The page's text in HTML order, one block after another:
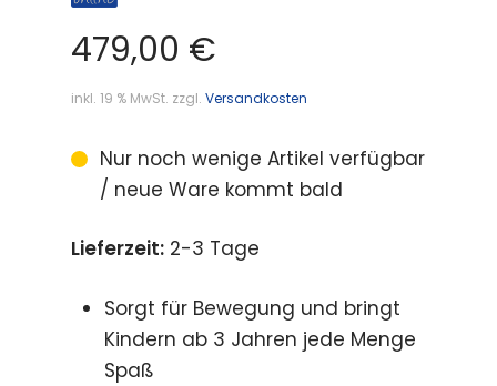
479,00 €
inkl. 19 % MwSt. zzgl. Versandkosten
Nur noch wenige Artikel verfügbar
/ neue Ware kommt bald
Lieferzeit: 2-3 Tage
Sorgt für Bewegung und bringt
Kindern ab 3 Jahren jede Menge
Spaß